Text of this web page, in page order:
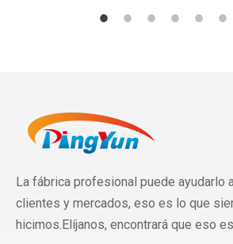
La fábrica profesional puede ayudarlo
clientes y mercados, eso es lo que
hicimos.Elíjanos, encontrará que eso